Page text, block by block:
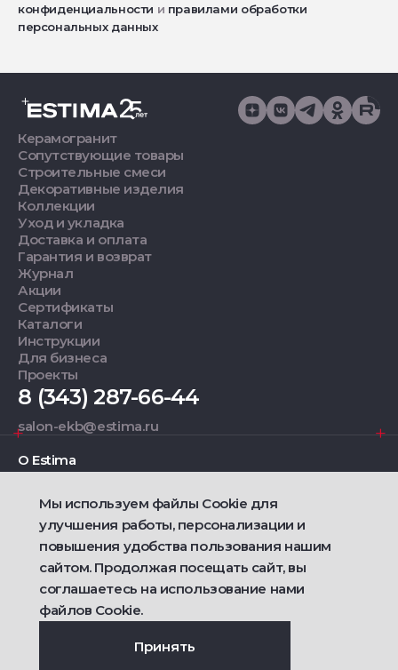
конфиденциальности и правилами обработки
персональных данных
Керамогранит
Сопутствующие товары
Строительные смеси
Декоративные изделия
Коллекции
Уход и укладка
Доставка и оплата
Гарантия и возврат
Журнал
Акции
Сертификаты
Каталоги
Инструкции
Для бизнеса
Проекты
8 (343) 287-66-44
salon-ekb@estima.ru
О Estima
Дизайнерам
Фирменные салоны
2021 — 2026 © Estima
Политика конфиденциальности
Договор публичной оферты о продаже товаров
Ametist IT
Мы используем файлы Cookie для
улучшения работы, персонализации и
повышения удобства пользования нашим
сайтом. Продолжая посещать сайт, вы
соглашаетесь на использование нами
файлов Cookie.
Принять